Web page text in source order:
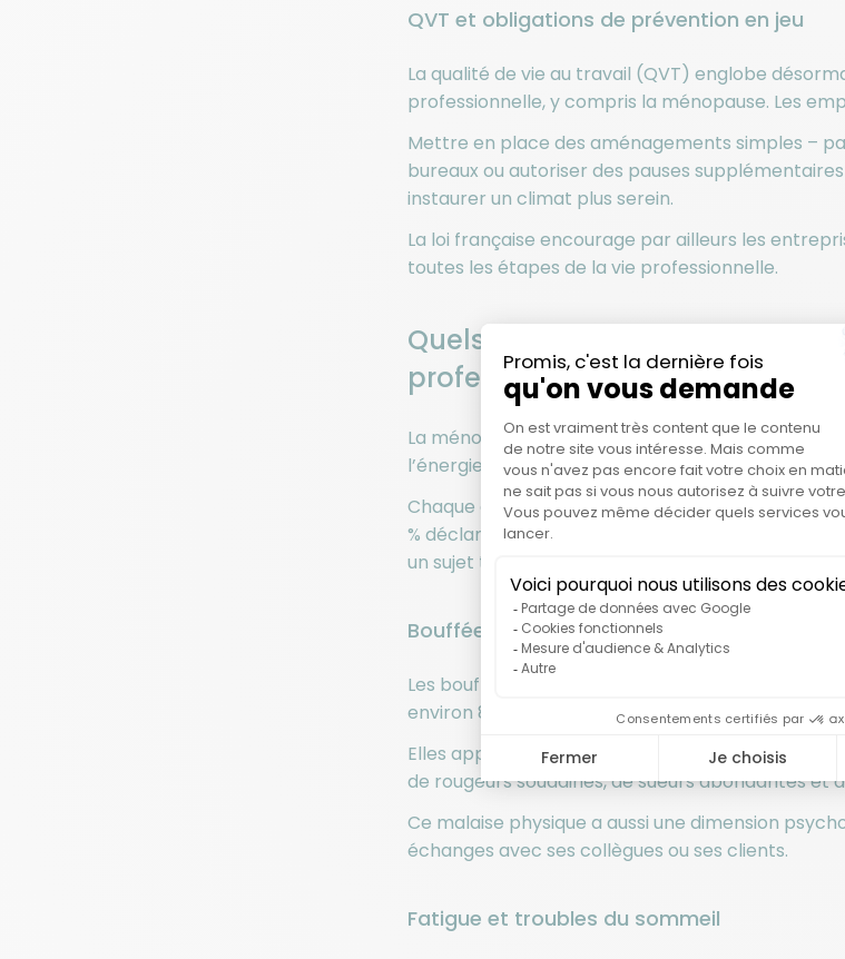
QVT et obligations de prévention en jeu
La qualité de vie au travail (QVT) englobe
professionnelle, y compris la ménopause. Les
Mettre en place des aménagements simples –
bureaux ou autoriser des pauses
instaurer un climat plus serein.
La loi française encourage par ailleurs les
toutes les étapes de la vie professionnelle.
Quels sont les principaux
professionnel ?
La ménopause au travail entraîne des
l’énergie et les relations professionnelles.
Chaque année, près de 500 000 femmes entrent
% déclarent avoir ressenti une gêne dans
un sujet tabou.
Bouffées de chaleur et inconfort
Les bouffées de chaleur comptent parmi les
environ 8 femmes sur 10.
Elles apparaissent sans prévenir, parfois en
de rougeurs soudaines, de sueurs abondantes et
Ce malaise physique a aussi une dimension
échanges avec ses collègues ou ses clients.
Fatigue et troubles du sommeil